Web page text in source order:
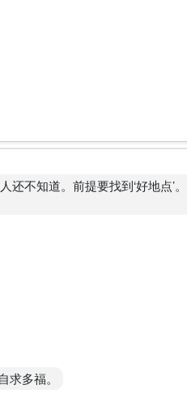
还不知道。前提要找到‘好地点’
多福。